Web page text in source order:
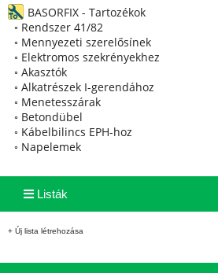
BASORFIX - Tartozékok
◦ Rendszer 41/82
◦ Mennyezeti szerelősínek
◦ Elektromos szekrényekhez
◦ Akasztók
◦ Alkatrészek I-gerendához
◦ Menetesszárak
◦ Betondübel
◦ Kábelbilincs EPH-hoz
◦ Napelemek
Listák
+ Új lista létrehozása